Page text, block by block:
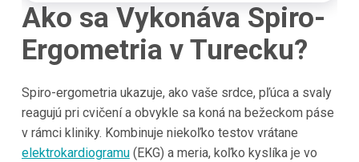
Ako sa Vykonáva Spiro-
Ergometria v Turecku?
Spiro-ergometria ukazuje, ako vaše srdce, pľúca a svaly
reagujú pri cvičení a obvykle sa koná na bežeckom páse
v rámci kliniky. Kombinuje niekoľko testov vrátane
elektrokardiogramu(EKG) a meria, koľko kyslíka je vo